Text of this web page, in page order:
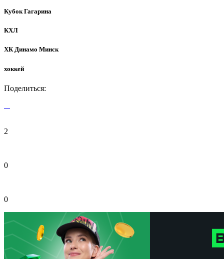
Кубок Гагарина
КХЛ
ХК Динамо Минск
хоккей
Поделиться:
2
0
0